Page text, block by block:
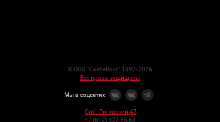
© ООО "CastleRock" 1992- 2026
Все права защищены
Мы в соцсетях
- Спб. Лиговский 47:
+7 (812) 322-65-68